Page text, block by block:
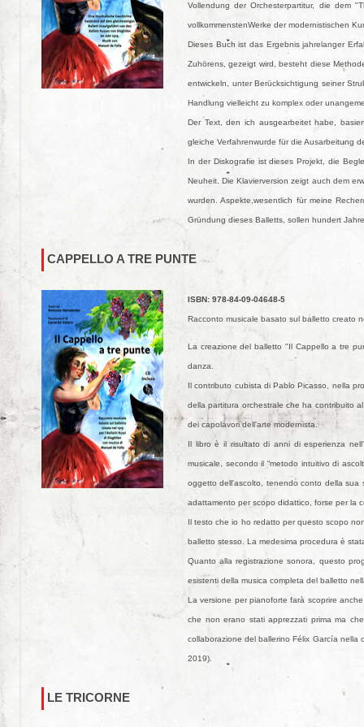
Vollendung der Orchesterpartitur, die dem
vollkommenstenWerke der modernistischen
Dieses Buch ist das Ergebnis jahrelanger
Zuhörens, gezeigt wird, besteht diese
entwickeln, unter Berücksichtigung seiner
Handlung vielleicht zu komplex oder
Der Text, den ich ausgearbeitet habe,
gleiche Verfahrenwurde für die Ausarbeitung
In der Diskografie ist dieses Projekt, die
Neuheit. Die Klavierversion zeigt auch dem
wurden. Aspekte,wesentlich für meine
Gründung dieses Balletts, sollen hundert
CAPPELLO A TRE PUNTE
ISBN: 978-84-09-04648-5
Racconto musicale basato sul balletto creato
La creazione del balletto "Il Cappello a tre
danza.
Il contributo cubista di Pablo Picasso, nella
della partitura orchestrale che ha contribuito
dei capolavori dell'arte modernista.
Il libro è il risultato di anni di esperienza
musicale, secondo il “metodo intuitivo di
oggetto dell'ascolto, tenendo conto della
adattamento per scopo didattico, forse per la
Il testo che io ho redatto per questo scopo
balletto stesso. La medesima procedura è
Quanto alla registrazione sonora, questo
esistenti della musica completa del balletto
La versione per pianoforte farà scoprire
che non erano stati apprezzati prima ma
collaborazione del ballerino Félix García
2019).
LE TRICORNE